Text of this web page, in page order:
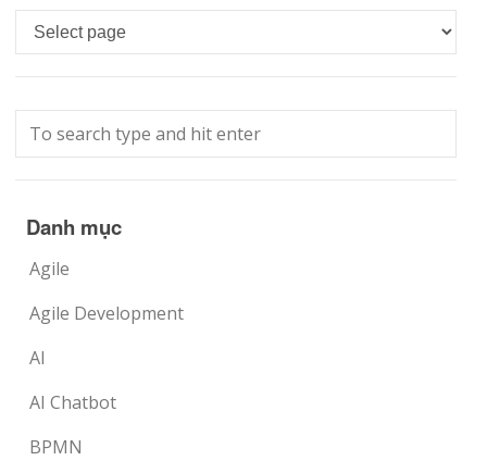
Languages
Danh mục
Agile
Agile Development
AI
AI Chatbot
BPMN